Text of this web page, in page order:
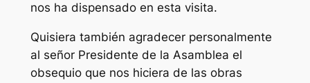
nos ha dispensado en esta visita.
Quisiera también agradecer personalmente
al señor Presidente de la Asamblea el
obsequio que nos hiciera de las obras